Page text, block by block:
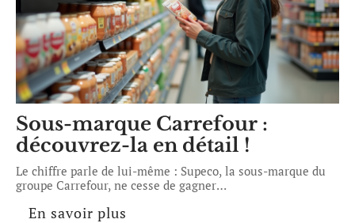
Sous-marque Carrefour :
découvrez-la en détail !
Le chiffre parle de lui-même : Supeco, la sous-marque du
groupe Carrefour, ne cesse de gagner…
En savoir plus